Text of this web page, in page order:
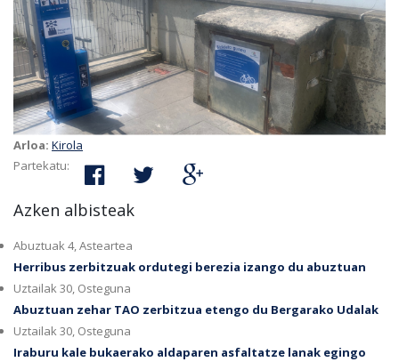
Arloa: Kirola
Partekatu:
Azken albisteak
Abuztuak 4, Asteartea
Herribus zerbitzuak ordutegi berezia izango du abuztuan
Uztailak 30, Osteguna
Abuztuan zehar TAO zerbitzua etengo du Bergarako Udalak
Uztailak 30, Osteguna
Iraburu kale bukaerako aldaparen asfaltatze lanak egingo